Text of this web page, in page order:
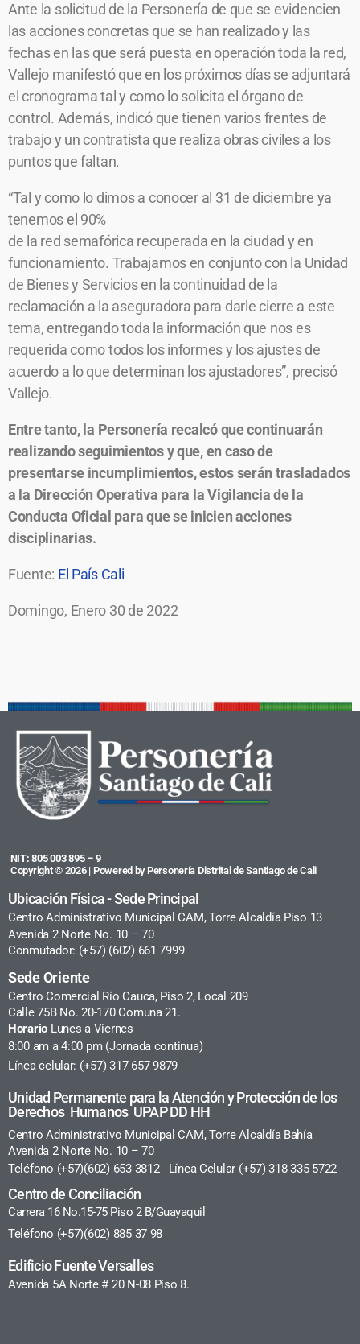
Ante la solicitud de la Personería de que se evidencien
las acciones concretas que se han realizado y las
fechas en las que será puesta en operación toda la red,
Vallejo manifestó que en los próximos días se adjuntará
el cronograma tal y como lo solicita el órgano de
control. Además, indicó que tienen varios frentes de
trabajo y un contratista que realiza obras civiles a los
puntos que faltan.
“Tal y como lo dimos a conocer al 31 de diciembre ya
tenemos el 90%
de la red semafórica recuperada en la ciudad y en
funcionamiento. Trabajamos en conjunto con la Unidad
de Bienes y Servicios en la continuidad de la
reclamación a la aseguradora para darle cierre a este
tema, entregando toda la información que nos es
requerida como todos los informes y los ajustes de
acuerdo a lo que determinan los ajustadores”, precisó
Vallejo.
Entre tanto, la Personería recalcó que continuarán
realizando seguimientos y que, en caso de
presentarse incumplimientos, estos serán trasladados
a la Dirección Operativa para la Vigilancia de la
Conducta Oficial para que se inicien acciones
disciplinarias.
Fuente: El País Cali
Domingo, Enero 30 de 2022
NIT: 805 003 895 – 9
Copyright © 2026 | Powered by Personería Distrital de Santiago de Cali
Ubicación Física - Sede Principal
Centro Administrativo Municipal CAM, Torre Alcaldía Piso 13
Avenida 2 Norte No. 10 – 70
Conmutador: (+57) (602) 661 7999
Sede Oriente
Centro Comercial Río Cauca, Piso 2, Local 209
Calle 75B No. 20-170 Comuna 21.
Horario Lunes a Viernes
8:00 am a 4:00 pm (Jornada continua)
Línea celular: (+57) 317 657 9879
Unidad Permanente para la Atención y Protección de los
Derechos Humanos UPAP DD HH
Centro Administrativo Municipal CAM, Torre Alcaldía Bahía
Avenida 2 Norte No. 10 – 70
Teléfono (+57)(602) 653 3812 Línea Celular (+57) 318 335 5722
Centro de Conciliación
Carrera 16 No.15-75 Piso 2 B/Guayaquil
Teléfono (+57)(602) 885 37 98
Edificio Fuente Versalles
Avenida 5A Norte # 20 N-08 Piso 8.